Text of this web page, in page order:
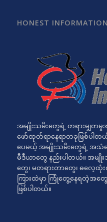
HONEST
အမျိုးသမီးတွေရဲ့ တရားမျှတ
ဖော်ထုတ်ရာနေရာတခုဖြစ်ပါတ
ပေမယ့် အမျိုးသမီးတွေရဲ့ အ
မီဒီယာတွေ နည်းပါတယ်။ အမျို
တွေ၊ မတရားတာတွေ၊ ဓလေ့
ကြားထဲမှာ ကြုံတွေ့နေရတဲ့အတွေ့
ဖြစ်ပါတယ်။